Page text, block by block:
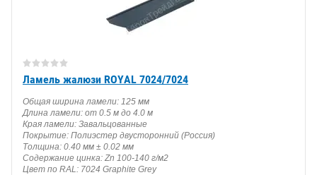
Ламель жалюзи ROYAL 7024/7024
Общая ширина ламели: 125 мм
Длина ламели: от 0.5 м до 4.0 м
Края ламели: Завальцованные
Покрытие: Полиэстер двусторонний (Россия)
Толщина: 0.40 мм ± 0.02 мм
Содержание цинка: Zn 100-140 г/м2
Цвет по RAL: 7024 Graphite Grey